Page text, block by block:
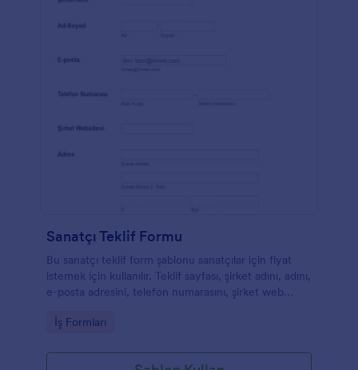
Sanatçı Teklif Formu
Bu sanatçı teklif form şablonu sanatçılar için fiyat
istemek için kullanılır. Teklif sayfası, şirket adını, adını,
e-posta adresini, telefon numarasını, şirket web
sayfası örneği özelleştirilebilir. Sanatçı form şablonu
Go to Category:
İş Formları